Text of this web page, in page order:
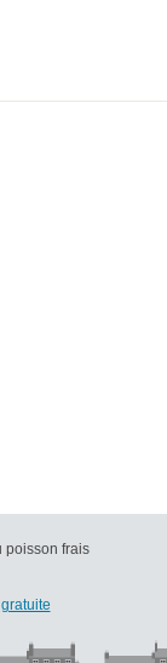
poisson frais